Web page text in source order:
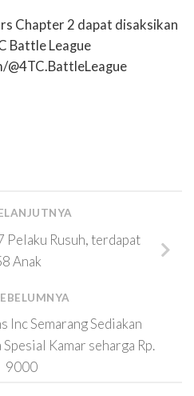
Chapter 2 dapat disaksikan
Battle League
Pelaku Rusuh, terdapat
Anak
Inc Semarang Sediakan
Kamar seharga Rp.
9000